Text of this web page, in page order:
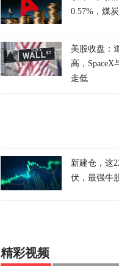
0.57%，煤
美股收盘：
高，SpaceX
走低
新建仓，这
伏，最强牛
精彩视频